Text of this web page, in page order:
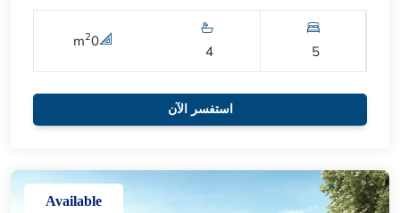
5
4
0
m2
استفسر الآن
Available